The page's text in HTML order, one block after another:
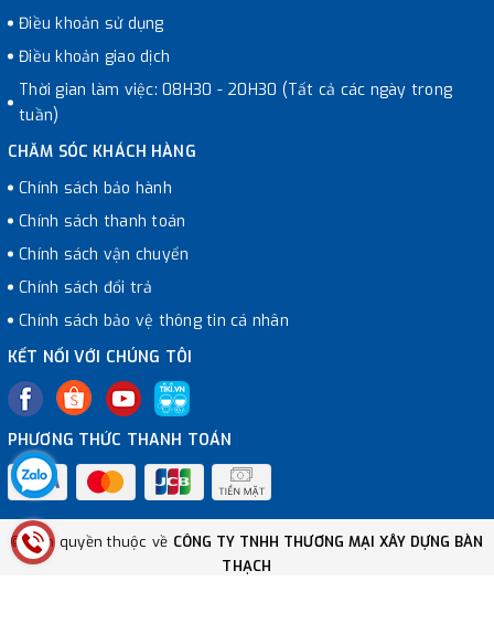
Điều khoản sử dụng
Điều khoản giao dịch
Thời gian làm việc: 08H30 - 20H30 (Tất cả các ngày trong
tuần)
CHĂM SÓC KHÁCH HÀNG
Chính sách bảo hành
Chính sách thanh toán
Chính sách vận chuyển
Chính sách đổi trả
Chính sách bảo vệ thông tin cá nhân
KẾT NỐI VỚI CHÚNG TÔI
PHƯƠNG THỨC THANH TOÁN
© Bản quyền thuộc về CÔNG TY TNHH THƯƠNG MẠI XÂY DỰNG BÀN
THẠCH